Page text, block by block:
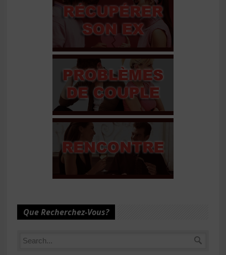
Que Recherchez-Vous?